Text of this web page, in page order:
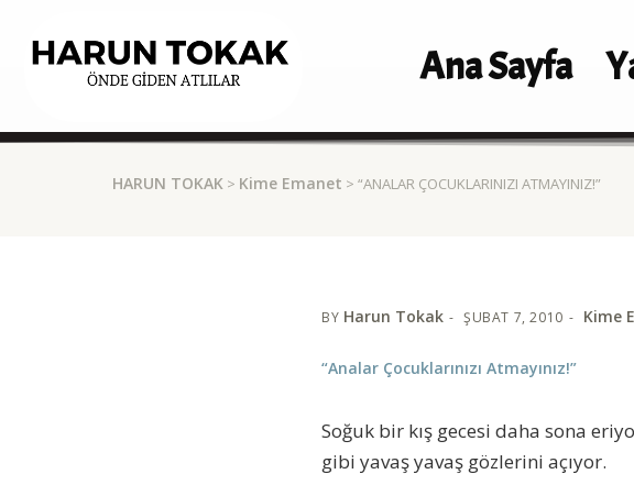
Ana Sayfa
HARUN TOKAK > Kime Emanet > “ANALAR ÇOCUKLARINIZI ATMAYINIZ!”
BY Harun Tokak ŞUBAT 7, 2010 Kime
“Analar Çocuklarınızı Atmayınız!”
Soğuk bir kış gecesi daha sona
gibi yavaş yavaş gözlerini açıyor.